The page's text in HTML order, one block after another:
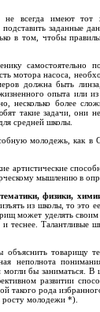
всегда имеют тот
заданные
в том, чтобы
самостоятельно
мотора насоса,
должна быть
опыта или
несколько более
такие задачи, они
средней школы.
молодежь, как в
артистические
мышлению в
физики,
из школы, то это
может уделять
Талантливые
товарищу
неполнота
бы заниматься. В
развитии
такого рода
росту молодежи *).